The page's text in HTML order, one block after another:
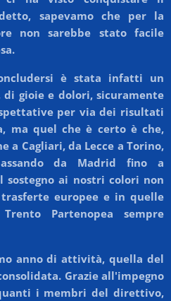
sapevamo che per la
non sarebbe stato facile
è stata infatti un
di gioie e dolori, sicuramente
per via dei risultati
ma quel che è certo è che,
a Cagliari, da Lecce a Torino,
da Madrid fino a
sostegno ai nostri colori non
europee e in quelle
Partenopea sempre
anno di attività, quella del
Grazie all'impegno
i membri del direttivo,